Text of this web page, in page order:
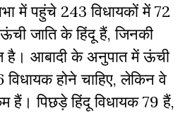
में पहुंचे 243 विधायकों में 72
जाति के हिंदू हैं, जिनकी
है। आबादी के अनुपात में ऊंची
होने चाहिए, लेकिन वे
हैं। पिछड़े हिंदू विधायक 79 हैं,